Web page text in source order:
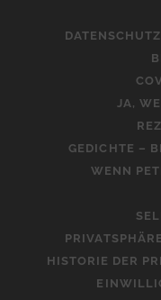
JA,
GEDICHTE –
WENN
HISTORIE DER